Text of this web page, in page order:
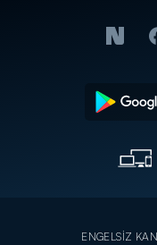
ENGELSİZ